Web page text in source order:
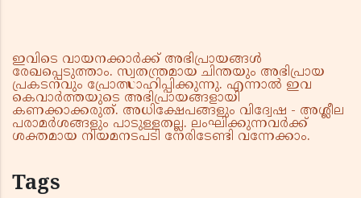
ഇവിടെ വായനക്കാർക്ക് അഭിപ്രായങ്ങൾ
രേഖപ്പെടുത്താം. സ്വതന്ത്രമായ ചിന്തയും അഭിപ്രായ
പ്രകടനവും പ്രോത്സാഹിപ്പിക്കുന്നു. എന്നാൽ ഇവ
കെവാർത്തയുടെ അഭിപ്രായങ്ങളായി
കണക്കാക്കരുത്. അധിക്ഷേപങ്ങളും വിദ്വേഷ - അശ്ലീല
പരാമർശങ്ങളും പാടുള്ളതല്ല. ലംഘിക്കുന്നവർക്ക്
ശക്തമായ നിയമനടപടി നേരിടേണ്ടി വന്നേക്കാം.
Tags